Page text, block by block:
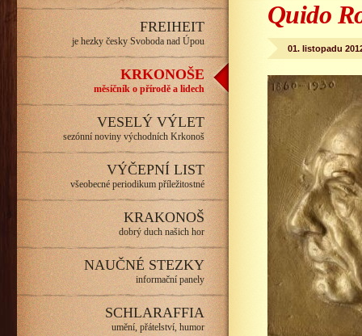
FREIHEIT
je hezky česky Svoboda nad Úpou
KRKONOŠE
měsíčník o přírodě a lidech
VESELÝ VÝLET
sezónní noviny východních Krkonoš
VÝČEPNÍ LIST
všeobecné periodikum příležitostné
KRAKONOŠ
dobrý duch našich hor
NAUČNÉ STEZKY
informační panely
SCHLARAFFIA
umění, přátelství, humor
Quido
01. listopadu